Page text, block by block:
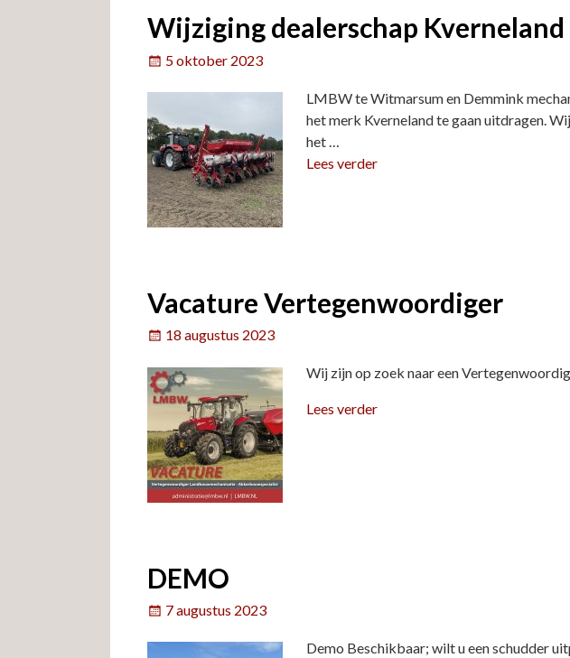
Wijziging dealerschap Kverneland
5 oktober 2023
LMBW te Witmarsum en Demmink
het merk Kverneland te gaan uitdragen.
het…
Lees verder
Vacature Vertegenwoordiger
18 augustus 2023
Wij zijn op zoek naar een
Lees verder
DEMO
7 augustus 2023
Demo Beschikbaar; wilt u een schudder